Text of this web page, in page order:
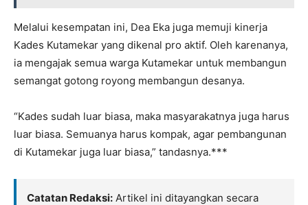
Melalui kesempatan ini, Dea Eka juga memuji kinerja
Kades Kutamekar yang dikenal pro aktif. Oleh karenanya,
ia mengajak semua warga Kutamekar untuk membangun
semangat gotong royong membangun desanya.
“Kades sudah luar biasa, maka masyarakatnya juga harus
luar biasa. Semuanya harus kompak, agar pembangunan
di Kutamekar juga luar biasa,” tandasnya.***
Catatan Redaksi: Artikel ini ditayangkan secara